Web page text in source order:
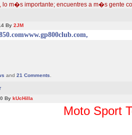
m�s importante; encuentres a m�s gente
By 2JM
www.gp800club.com,
and 21 Comments
By kUcHilla
Moto Sport